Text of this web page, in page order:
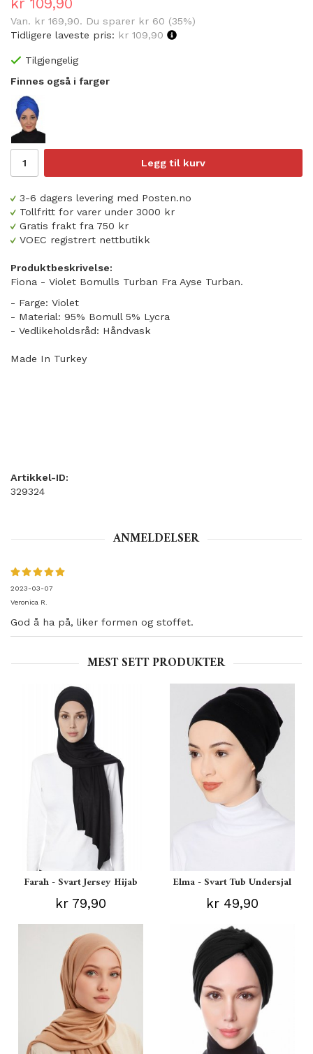
Van. kr 169,90. Du sparer kr 60 (35%)
Tidligere laveste pris: kr 109,90
Tilgjengelig
Finnes også i farger
Legg til kurv
3-6 dagers levering med Posten.no
Tollfritt for varer under 3000 kr
Gratis frakt fra 750 kr
VOEC registrert nettbutikk
Produktbeskrivelse:
Fiona - Violet Bomulls Turban Fra Ayse Turban.
- Farge: Violet
- Material: 95% Bomull 5% Lycra
- Vedlikeholdsråd: Håndvask
Made In Turkey
Artikkel-ID:
329324
ANMELDELSER
2023-03-07
Veronica R.
God å ha på, liker formen og stoffet.
MEST SETT PRODUKTER
Farah - Svart Jersey Hijab
kr 79,90
Elma - Svart Tub Undersjal
kr 49,90